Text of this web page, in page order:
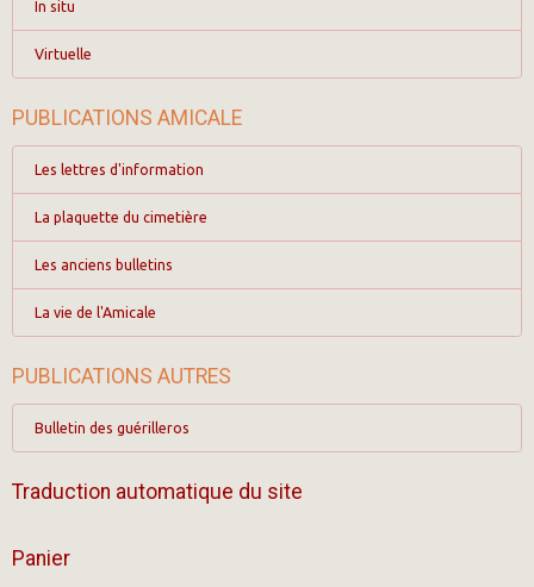
In situ
Virtuelle
PUBLICATIONS AMICALE
Les lettres d'information
La plaquette du cimetière
Les anciens bulletins
La vie de l'Amicale
PUBLICATIONS AUTRES
Bulletin des guérilleros
Traduction automatique du site
Panier